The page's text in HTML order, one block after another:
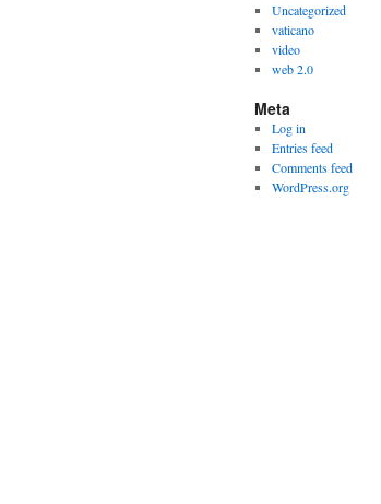
Uncategorized
vaticano
video
web 2.0
Meta
Log in
Entries feed
Comments feed
WordPress.org